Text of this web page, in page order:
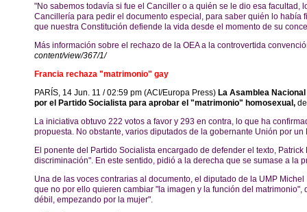
"No sabemos todavía si fue el Canciller o a quién se le dio esa
Cancillería para pedir el documento especial, para saber quién lo
que nuestra Constitución defiende la vida desde el momento de su
Más información sobre el rechazo de la OEA a la controvertida
content/view/367/1/
Francia rechaza "matrimonio" gay
PARÍS, 14 Jun. 11 / 02:59 pm (ACI/Europa Press) La Asamblea
por el Partido Socialista para aprobar el "matrimonio" homosexual,
La iniciativa obtuvo 222 votos a favor y 293 en contra, lo que ha
propuesta. No obstante, varios diputados de la gobernante Unión por
El ponente del Partido Socialista encargado de defender el texto,
discriminación". En este sentido, pidió a la derecha que se sumase a la
Una de las voces contrarias al documento, el diputado de la UMP
que no por ello quieren cambiar "la imagen y la función del
débil, empezando por la mujer".